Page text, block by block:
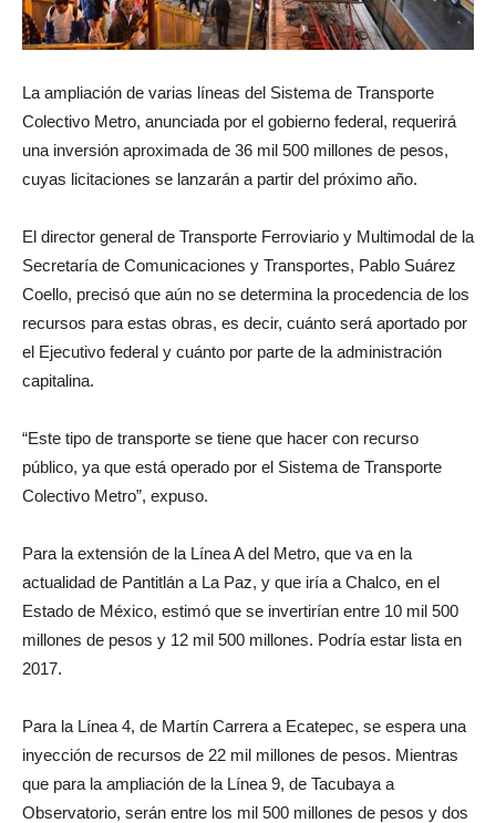
La ampliación de varias líneas del Sistema de Transporte
Colectivo Metro, anunciada por el gobierno federal, requerirá
una inversión aproximada de 36 mil 500 millones de pesos,
cuyas licitaciones se lanzarán a partir del próximo año.
El director general de Transporte Ferroviario y Multimodal de la
Secretaría de Comunicaciones y Transportes, Pablo Suárez
Coello, precisó que aún no se determina la procedencia de los
recursos para estas obras, es decir, cuánto será aportado por
el Ejecutivo federal y cuánto por parte de la administración
capitalina.
“Este tipo de transporte se tiene que hacer con recurso
público, ya que está operado por el Sistema de Transporte
Colectivo Metro”, expuso.
Para la extensión de la Línea A del Metro, que va en la
actualidad de Pantitlán a La Paz, y que iría a Chalco, en el
Estado de México, estimó que se invertirían entre 10 mil 500
millones de pesos y 12 mil 500 millones. Podría estar lista en
2017.
Para la Línea 4, de Martín Carrera a Ecatepec, se espera una
inyección de recursos de 22 mil millones de pesos. Mientras
que para la ampliación de la Línea 9, de Tacubaya a
Observatorio, serán entre los mil 500 millones de pesos y dos